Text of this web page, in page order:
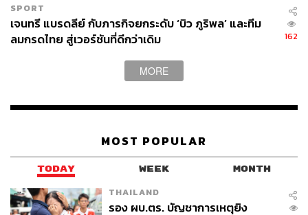
SPORT
เจนทรี แบรดลีย์ กับภารกิจยกระดับ ‘บิว ภูริพล’ และทีม
ลมกรดไทย สู่เวอร์ชันที่ดีกว่าเดิม
162
MORE
MOST POPULAR
TODAY WEEK MONTH
THAILAND
รอง ผบ.ตร. บัญชาการเหตุยิง